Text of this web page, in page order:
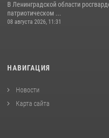
В Ленинградской области
патриотическом ...
08 августа 2026, 11:31
НАВИГАЦИЯ
Новости
Карта сайта